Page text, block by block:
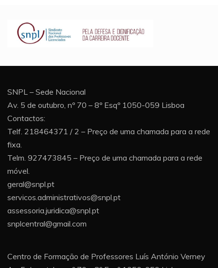
SNPL – Sede Nacional
Av. 5 de outubro, nº 70 – 8º Esqº 1050-059 Lisboa
Contactos:
Telf. 218464371 / 2 – Preço de uma chamada para a rede
fixa.
Telm. 927473845 – Preço de uma chamada para a rede
móvel.
geral@snpl.pt
servicos.administrativos@snpl.pt
assessoria.juridica@snpl.pt
snplcentral@gmail.com
Centro de Formação de Professores Luís António Verney